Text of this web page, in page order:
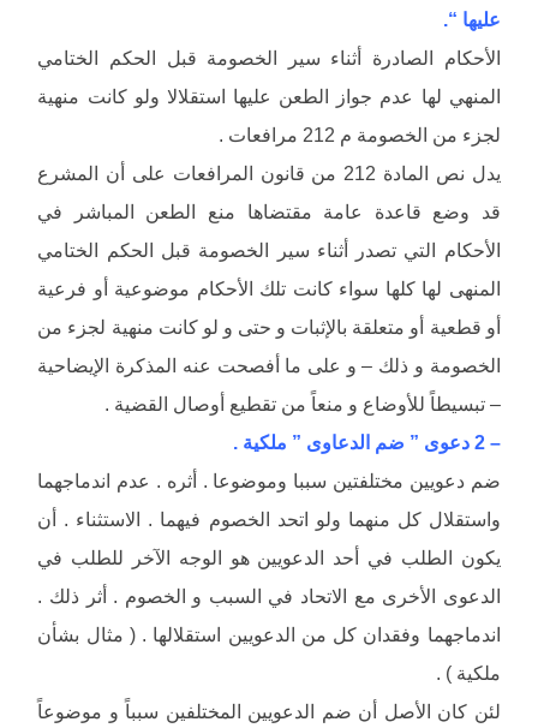
عليها “.
الأحكام الصادرة أثناء سير الخصومة قبل الحكم الختامي
المنهي لها عدم جواز الطعن عليها استقلالا ولو كانت منهية
لجزء من الخصومة م 212 مرافعات .
يدل نص المادة 212 من قانون المرافعات على أن المشرع
قد وضع قاعدة عامة مقتضاها منع الطعن المباشر في
الأحكام التي تصدر أثناء سير الخصومة قبل الحكم الختامي
المنهى لها كلها سواء كانت تلك الأحكام موضوعية أو فرعية
أو قطعية أو متعلقة بالإثبات و حتى و لو كانت منهية لجزء من
الخصومة و ذلك – و على ما أفصحت عنه المذكرة الإيضاحية
– تبسيطاً للأوضاع و منعاً من تقطيع أوصال القضية .
– 2 دعوى ” ضم الدعاوى ” ملكية .
ضم دعويين مختلفتين سببا وموضوعا . أثره . عدم اندماجهما
واستقلال كل منهما ولو اتحد الخصوم فيهما . الاستثناء . أن
يكون الطلب في أحد الدعويين هو الوجه الآخر للطلب في
الدعوى الأخرى مع الاتحاد في السبب و الخصوم . أثر ذلك .
اندماجهما وفقدان كل من الدعويين استقلالها . ( مثال بشأن
ملكية ) .
لئن كان الأصل أن ضم الدعويين المختلفين سبباً و موضوعاً